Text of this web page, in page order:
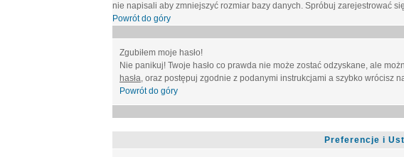
nie napisali aby zmniejszyć rozmiar bazy danych. Spróbuj zarejestrować
Powrót do góry
Zgubiłem moje hasło!
Nie panikuj! Twoje hasło co prawda nie może zostać odzyskane, ale
hasła, oraz postępuj zgodnie z podanymi instrukcjami a szybko wrócisz
Powrót do góry
Preferencje i